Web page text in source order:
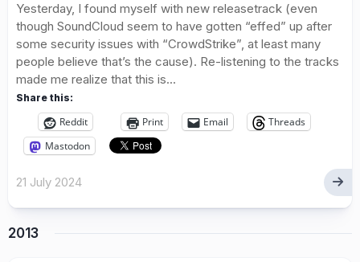
Yesterday, I found myself with new releasetrack (even
though SoundCloud seem to have gotten “effed” up after
some security issues with “CrowdStrike”, at least many
people believe that’s the cause). Re-listening to the tracks
made me realize that this is...
Share this:
Reddit Print Email
Threads
Mastodon
21 July 2024
2013